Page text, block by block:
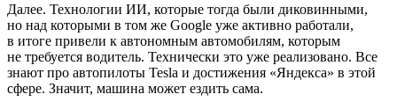
Далее. Технологии ИИ, которые тогда были диковинными,
но над которыми в том же Google уже активно работали,
в итоге привели к автономным автомобилям, которым
не требуется водитель. Технически это уже реализовано. Все
знают про автопилоты Tesla и достижения «Яндекса» в этой
сфере. Значит, машина может ездить сама.